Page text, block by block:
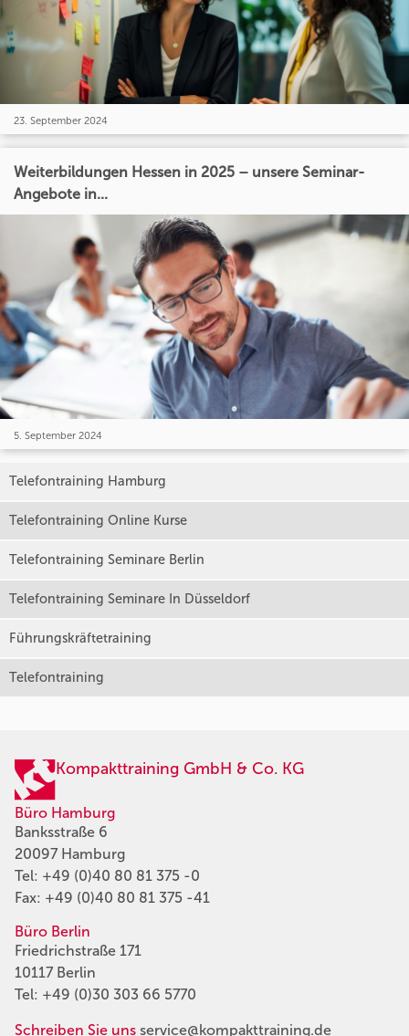
23. September 2024
Weiterbildungen Hessen in 2025 – unsere Seminar-
Angebote in...
5. September 2024
Telefontraining Hamburg
Telefontraining Online Kurse
Telefontraining Seminare Berlin
Telefontraining Seminare In Düsseldorf
Führungskräftetraining
Telefontraining
Kompakttraining GmbH & Co. KG
Büro Hamburg
Banksstraße 6
20097 Hamburg
Tel: +49 (0)40 80 81 375 -0
Fax: +49 (0)40 80 81 375 -41
Büro Berlin
Friedrichstraße 171
10117 Berlin
Tel: +49 (0)30 303 66 5770
Schreiben Sie uns service@kompakttraining.de